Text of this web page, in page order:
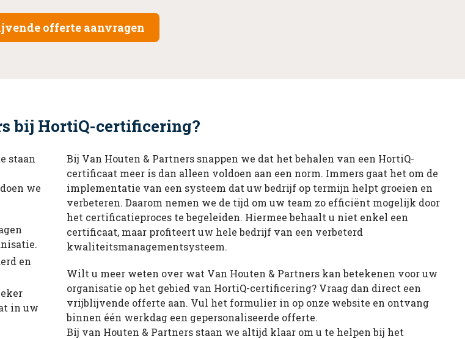
offerte aanvragen
bij HortiQ-certificering?
staan
we
en
in uw
Bij Van Houten & Partners snappen we dat het behalen van een HortiQ-
certificaat meer is dan alleen voldoen aan een norm. Immers gaat het om de
implementatie van een systeem dat uw bedrijf op termijn helpt groeien en
verbeteren. Daarom nemen we de tijd om uw team zo efficiënt mogelijk door
het certificatieproces te begeleiden. Hiermee behaalt u niet enkel een
certificaat, maar profiteert uw hele bedrijf van een verbeterd
kwaliteitsmanagementsysteem.
Wilt u meer weten over wat Van Houten & Partners kan betekenen voor uw
organisatie op het gebied van HortiQ-certificering? Vraag dan direct een
vrijblijvende offerte aan. Vul het formulier in op onze website en ontvang
binnen één werkdag een gepersonaliseerde offerte.
Bij van Houten & Partners staan we altijd klaar om u te helpen bij het